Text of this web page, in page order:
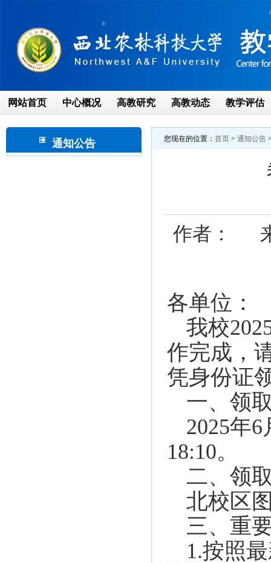
网站首页 中心概况 高教研究 高教动态 教学评估
通知公告 您现在的位置： 首页 > 通知公告
作者：
各单位：
我校
作完成，
凭身份证
一、领
2025年
18:10。
二、领
北校区
三、重
1.按照